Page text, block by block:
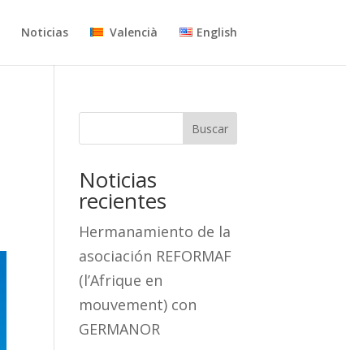
Noticias Valencià English
Buscar
Noticias
recientes
Hermanamiento de la
asociación REFORMAF
(l’Afrique en
mouvement) con
GERMANOR